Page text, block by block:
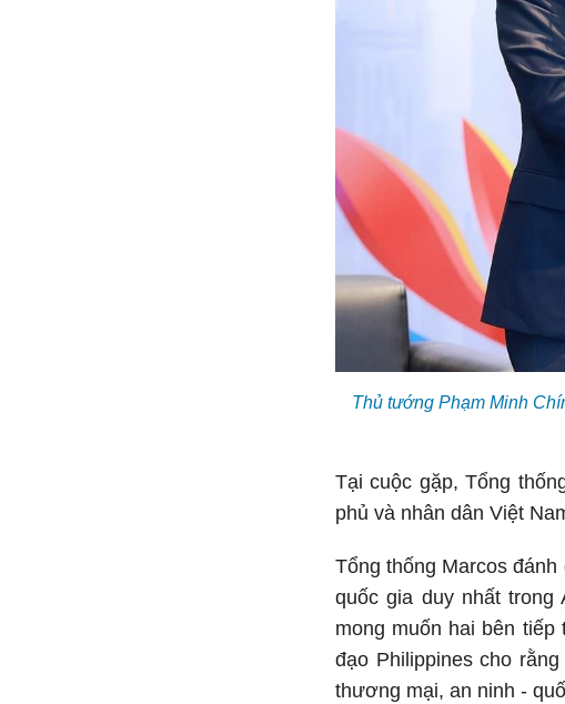
Thủ tướng Phạm Minh
Tại cuộc gặp, Tổng
phủ và nhân dân Việt
Tổng thống Marcos
quốc gia duy nhất
mong muốn hai bên
đạo Philippines cho
thương mại, an ninh -